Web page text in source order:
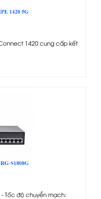
1420 cung cấp kết
- Tốc độ chuyển mạch: